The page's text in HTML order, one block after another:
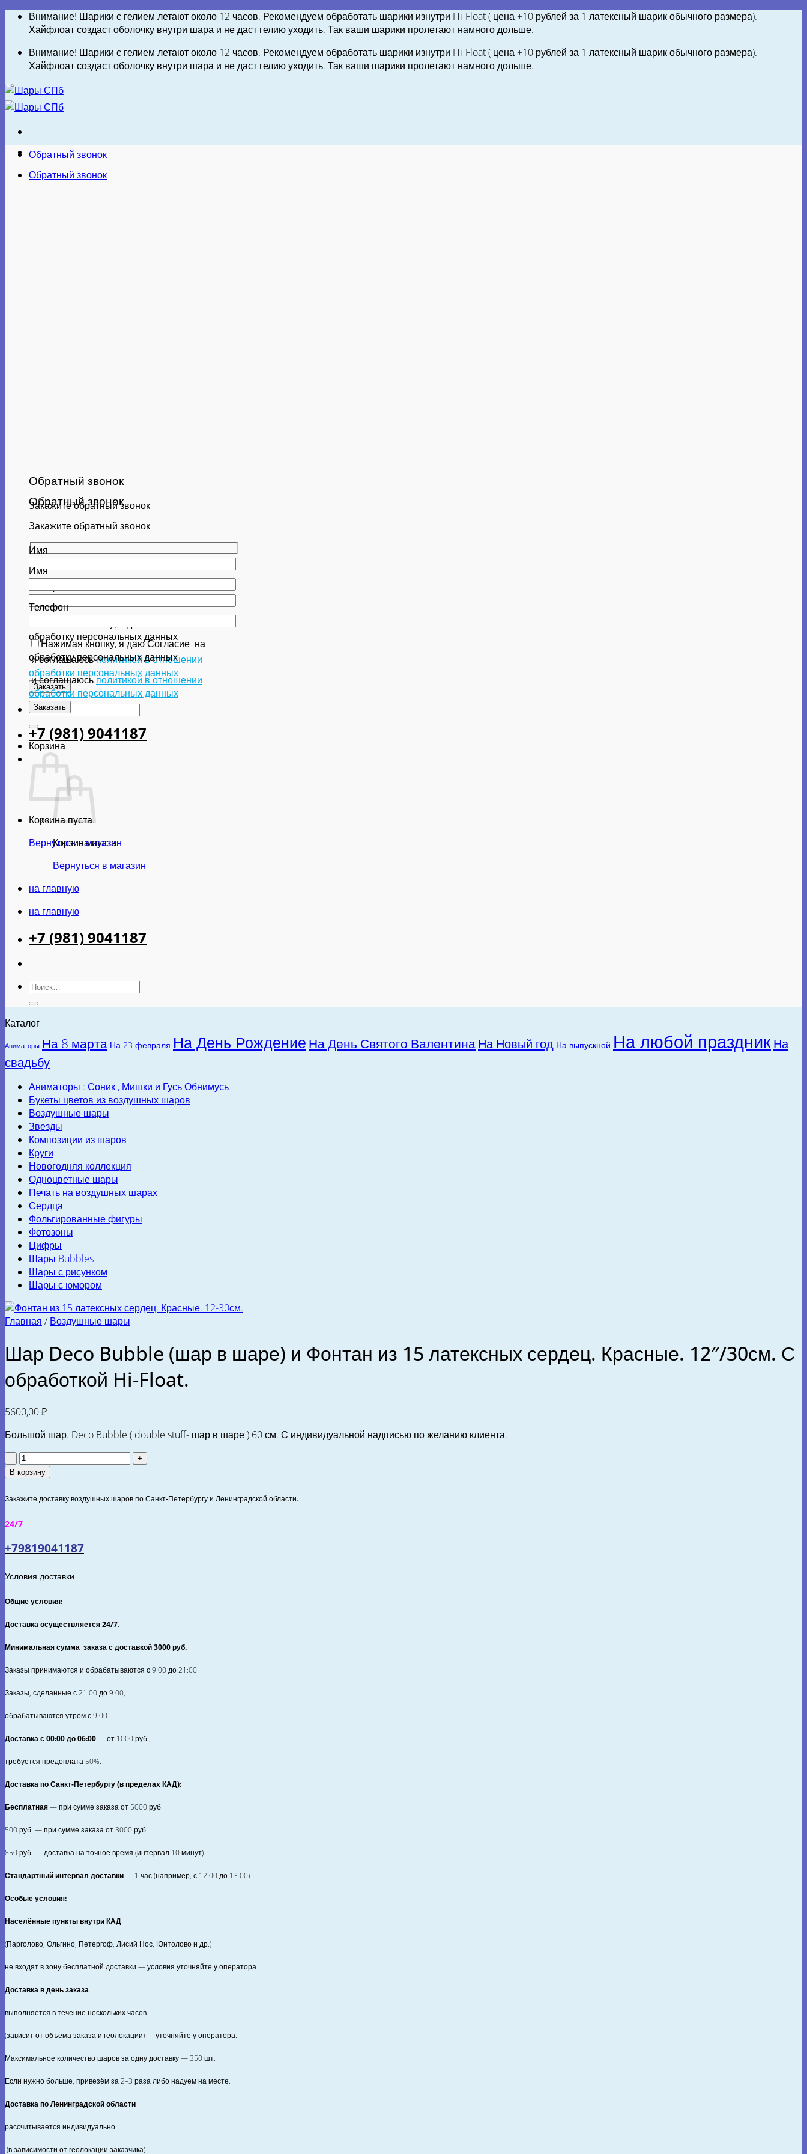
Skip Внимание! Шарики с гелием летают около 12 часов. Рекомендуем обработать шарики изнутри Hi-Float ( цена +10 рублей за 1 латексный шарик обычного размера).
Хайфлоат создаст оболочку внутри шара и не даст гелию уходить. Так ваши шарики пролетают намного дольше.
Внимание! Шарики с гелием летают около 12 часов. Рекомендуем обработать шарики изнутри Hi-Float ( цена +10 рублей за 1 латексный шарик обычного размера).
Хайфлоат создаст оболочку внутри шара и не даст гелию уходить. Так ваши шарики пролетают намного дольше.
Обратный звонок
Обратный звонок
Закажите обратный звонок
Имя
обработку персональных данных
и соглашаюсьполитикой в отношении
обработки персональных данных
Искать:
Корзина
Корзина пуста.
Вернуться в магазин
Обратный звонок
Обратный звонок
Закажите обратный звонок
Имя
Телефон
Нажимая кнопку, я даю Согласие на
обработку персональных данных
и соглашаюсьполитикой в отношении
обработки персональных данных
+7 (981) 9041187
Корзина пуста.
Вернуться в магазин
на главную
на главную
+7 (981) 9041187
Искать:
Каталог
Аниматоры На 8 марта На 23 февраля На День Рождение На День Святого ВалентинаНа Новый год На выпускной На любой праздникНа
свадьбу
Аниматоры : Соник , Мишки и Гусь Обнимусь
Букеты цветов из воздушных шаров
Воздушные шары
Звезды
Композиции из шаров
Круги
Новогодняя коллекция
Одноцветные шары
Печать на воздушных шарах
Сердца
Фольгированные фигуры
Фотозоны
Цифры
Шары Bubbles
Шары с рисунком
Шары с юмором
Главная / Воздушные шары
Шар Deco Bubble (шар в шаре) и Фонтан из 15 латексных сердец. Красные. 12″/30см. С
обработкой Hi-Float.
5600,00₽
Большой шар. Deco Bubble ( double stuff- шар в шаре ) 60 см. С индивидуальной надписью по желанию клиента.
Количество
товара
Deco
(шар
шаре)
Фонтан
15
сердец.
С
Hi-
В корзину
Закажите доставку воздушных шаров по Санкт-Петербургу и Ленинградской области.
24/7
+79819041187
Условия доставки
Общие условия:
Доставка осуществляется 24/7.
Минимальная сумма заказа с доставкой 3000 руб.
Заказы принимаются и обрабатываются с 9:00 до 21:00.
Заказы, сделанные с 21:00 до 9:00,
обрабатываются утром с 9:00.
Доставка с 00:00 до 06:00— от 1000руб.,
требуется предоплата 50%.
Доставка по Санкт‑Петербургу (в пределах КАД):
Бесплатная— при сумме заказа от 5000руб.
500руб. — при сумме заказа от3000руб.
850руб. — доставка на точное время (интервал 10 минут).
Стандартный интервал доставки— 1 час (например, с 12:00 до 13:00).
Особые условия:
Населённые пункты внутри КАД
(Парголово, Ольгино, Петергоф, Лисий Нос, Юнтолово и др.)
не входят в зону бесплатной доставки — условия уточняйте у оператора.
Доставка в день заказа
выполняется в течение нескольких часов
(зависит от объёма заказа и геолокации) — уточняйте у оператора.
Максимальное количество шаров за одну доставку — 350 шт.
Если нужно больше, привезём за 2–3 раза либо надуем на месте.
Доставка по Ленинградской области
рассчитывается индивидуально
(в зависимости от геолокации заказчика).